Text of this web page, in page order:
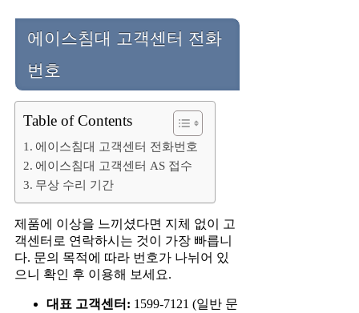
에이스침대 고객센터 전화
번호
Table of Contents
에이스침대 고객센터 전화번호
에이스침대 고객센터 AS 접수
무상 수리 기간
제품에 이상을 느끼셨다면 지체 없이 고
객센터로 연락하시는 것이 가장 빠릅니
다. 문의 목적에 따라 번호가 나뉘어 있
으니 확인 후 이용해 보세요.
대표 고객센터: 1599-7121 (일반 문